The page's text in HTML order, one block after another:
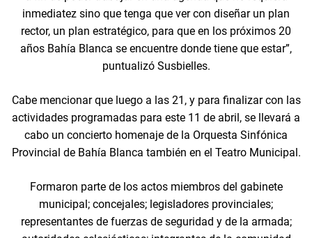
inmediatez sino que tenga que ver con diseñar un plan
rector, un plan estratégico, para que en los próximos 20
años Bahía Blanca se encuentre donde tiene que estar”,
puntualizó Susbielles.
Cabe mencionar que luego a las 21, y para finalizar con las
actividades programadas para este 11 de abril, se llevará a
cabo un concierto homenaje de la Orquesta Sinfónica
Provincial de Bahía Blanca también en el Teatro Municipal.
Formaron parte de los actos miembros del gabinete
municipal; concejales; legisladores provinciales;
representantes de fuerzas de seguridad y de la armada;